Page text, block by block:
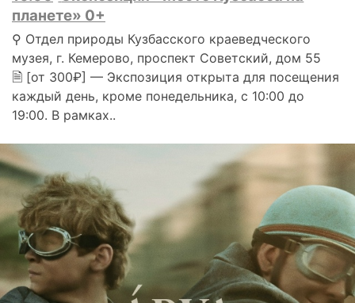
планете» 0+
⚲ Отдел природы Кузбасского краеведческого
музея, г. Кемерово, проспект Советский, дом 55
🗎 [от 300₽] — Экспозиция открыта для посещения
каждый день, кроме понедельника, с 10:00 до
19:00. В рамках..